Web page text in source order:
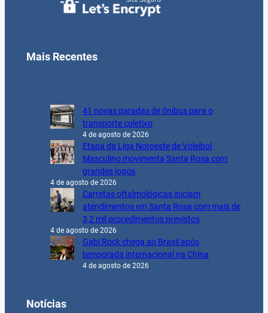
Mais Recentes
41 novas paradas de ônibus para o
transporte coletivo
4 de agosto de 2026
Etapa da Liga Noroeste de Voleibol
Masculino movimenta Santa Rosa com
grandes jogos
4 de agosto de 2026
Carretas oftalmológicas iniciam
atendimentos em Santa Rosa com mais de
3,2 mil procedimentos previstos
4 de agosto de 2026
Gabi Rock chega ao Brasil após
temporada internacional na China
4 de agosto de 2026
Notícias